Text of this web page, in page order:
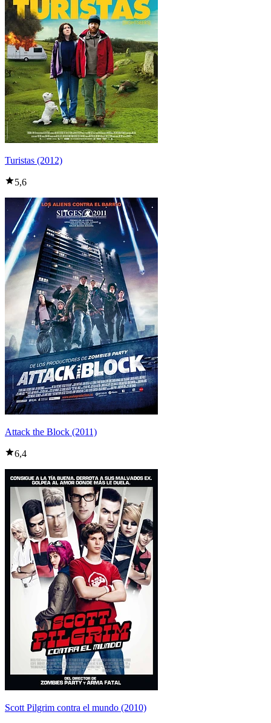
Turistas (2012)
5,6
Attack the Block (2011)
6,4
Scott Pilgrim contra el mundo (2010)